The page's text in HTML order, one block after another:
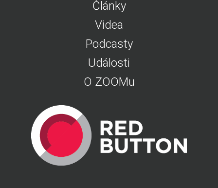
Články
Videa
Podcasty
Události
O ZOOMu